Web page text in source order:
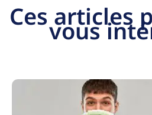
Ces articles
vous